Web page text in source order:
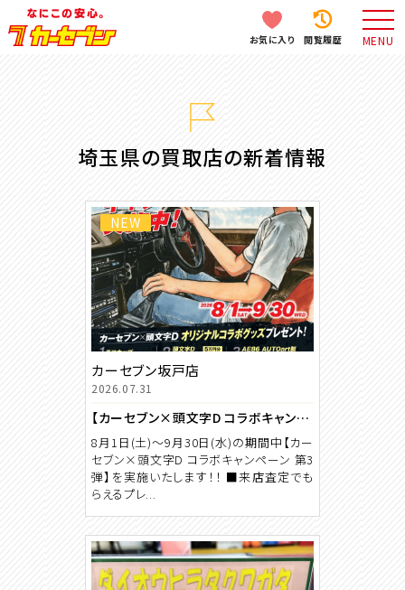
お気に入り 閲覧履歴 MENU
埼玉県の買取店の新着情報
NEW
カーセブン坂戸店
2026.07.31
【カーセブン×頭文字D コラボキャンペーン 第3弾】
8月1日(土)～9月30日(水)の期間中【カー
セブン×頭文字D コラボキャンペーン 第3
弾】を実施いたします！！ ■来店査定でも
らえるプレ...